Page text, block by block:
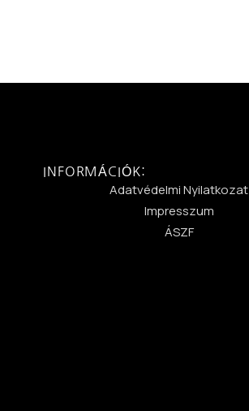
INFORMÁCIÓK:
Adatvédelmi Nyilatkozat
Impresszum
ÁSZF